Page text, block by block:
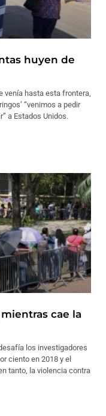
huyen de
venía hasta esta frontera,
“venimos a pedir
a Estados Unidos.
cae la
los investigadores
ciento en 2018 y el
tanto, la violencia contra